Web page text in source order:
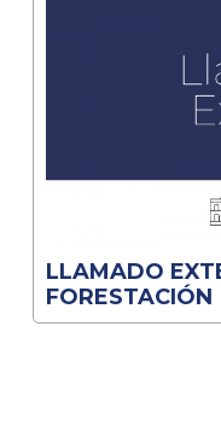
LLAMADO
FORESTACIÓN